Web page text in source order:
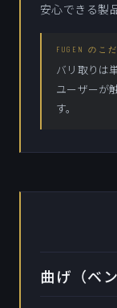
安心できる製
FUGEN のこ
バリ取りは
ユーザーが
す。
曲げ（ベ